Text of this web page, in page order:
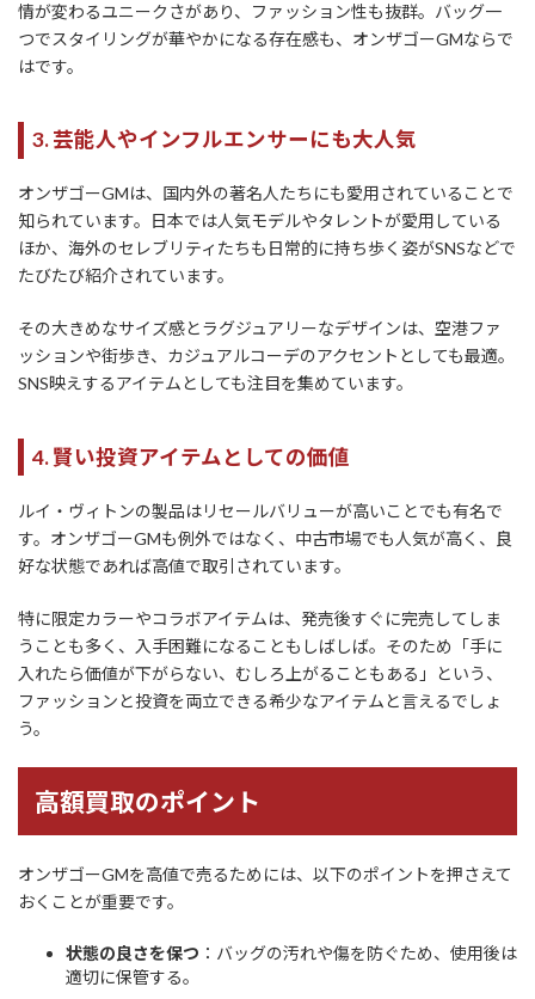
情が変わるユニークさがあり、ファッション性も抜群。バッグ一
つでスタイリングが華やかになる存在感も、オンザゴーGMならで
はです。
3. 芸能人やインフルエンサーにも大人気
オンザゴーGMは、国内外の著名人たちにも愛用されていることで
知られています。日本では人気モデルやタレントが愛用している
ほか、海外のセレブリティたちも日常的に持ち歩く姿がSNSなどで
たびたび紹介されています。
その大きめなサイズ感とラグジュアリーなデザインは、空港ファ
ッションや街歩き、カジュアルコーデのアクセントとしても最適。
SNS映えするアイテムとしても注目を集めています。
4. 賢い投資アイテムとしての価値
ルイ・ヴィトンの製品はリセールバリューが高いことでも有名で
す。オンザゴーGMも例外ではなく、中古市場でも人気が高く、良
好な状態であれば高値で取引されています。
特に限定カラーやコラボアイテムは、発売後すぐに完売してしま
うことも多く、入手困難になることもしばしば。そのため「手に
入れたら価値が下がらない、むしろ上がることもある」という、
ファッションと投資を両立できる希少なアイテムと言えるでしょ
う。
高額買取のポイント
オンザゴーGMを高値で売るためには、以下のポイントを押さえて
おくことが重要です。
状態の良さを保つ ：バッグの汚れや傷を防ぐため、使用後は
適切に保管する。